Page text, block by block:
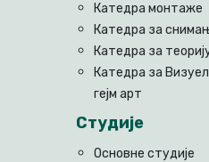
Катедра монтаже
Катедра за
Катедра за
Катедра за
гејм арт
Студије
Основне студије